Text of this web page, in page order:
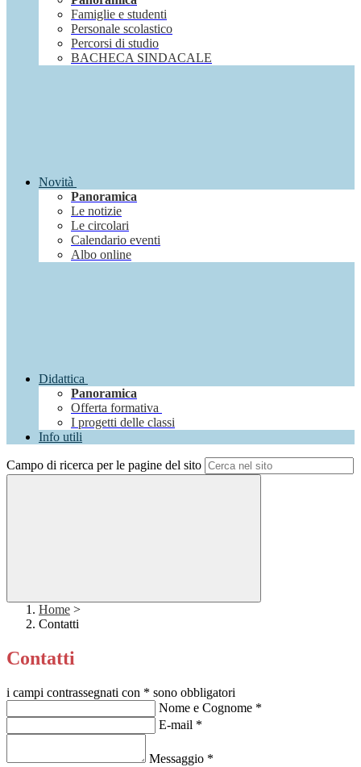
Famiglie e studenti
Personale scolastico
Percorsi di studio
BACHECA SINDACALE
Novità
Panoramica
Le notizie
Le circolari
Calendario eventi
Albo online
Didattica
Panoramica
Offerta formativa
I progetti delle classi
Info utili
Campo di ricerca per le pagine del sito
Home >
Contatti
Contatti
i campi contrassegnati con * sono obbligatori
Nome e Cognome *
E-mail *
Messaggio *